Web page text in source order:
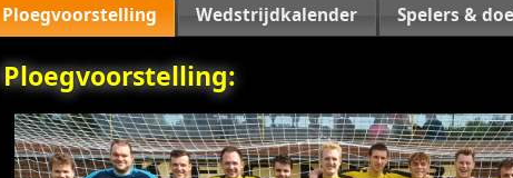
Ploegvoorstelling Wedstrijdkalender Spelers &
Ploegvoorstelling: